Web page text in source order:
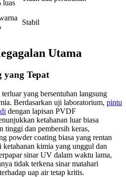
luas
Stabil
Utama
yang Tepat
yang bersentuhan langsung
Berdasarkan uji laboratorium, pintu
dengan lapisan PVDF
ketahanan luar biasa
tinggi dan pembersih keras,
powder coating biasa yang rentan
kimia yang unggul dan
sinar UV dalam waktu lama,
tidak terkena sinar matahari
uap air tetap kritis.